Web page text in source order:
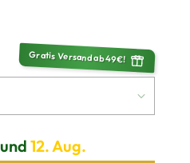
Gratis Versand ab 49€!
und12. Aug.